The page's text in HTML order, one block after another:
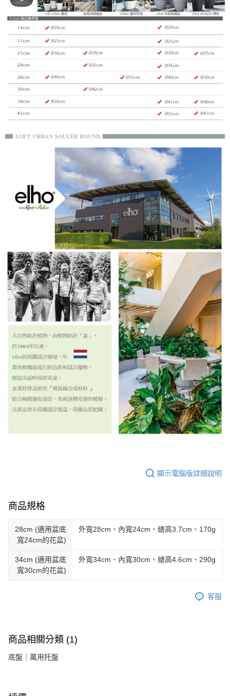
顯示電腦版詳細說明
商品規格
28cm (適用盆底
寬24cm的花盆)
外寬28cm、內寬24cm、總高3.7cm、170g
34cm (適用盆底
寬30cm的花盆)
外寬34cm、內寬30cm、總高4.6cm、290g
客服
商品相關分類 (1)
底盤｜萬用托盤